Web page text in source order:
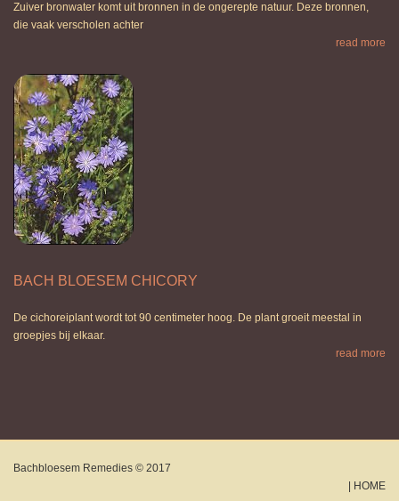
Zuiver bronwater komt uit bronnen in de ongerepte natuur. Deze bronnen,
die vaak verscholen achter
read more
BACH BLOESEM CHICORY
De cichoreiplant wordt tot 90 centimeter hoog. De plant groeit meestal in
groepjes bij elkaar.
read more
Bachbloesem Remedies © 2017
HOME